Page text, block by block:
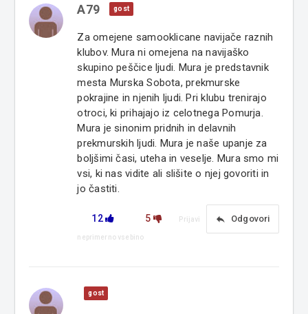
A79 gost
Za omejene samooklicane navijače raznih
klubov. Mura ni omejena na navijaško
skupino peščice ljudi. Mura je predstavnik
mesta Murska Sobota, prekmurske
pokrajine in njenih ljudi. Pri klubu trenirajo
otroci, ki prihajajo iz celotnega Pomurja.
Mura je sinonim pridnih in delavnih
prekmurskih ljudi. Mura je naše upanje za
boljšimi časi, uteha in veselje. Mura smo mi
vsi, ki nas vidite ali slišite o njej govoriti in
jo častiti.
12 5 reply Odgovori
Prijavi
neprimerno vsebino
gost